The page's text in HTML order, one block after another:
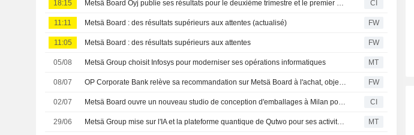
18:15 Metsä Board Oyj publie ses résultats pour le deuxième trimestre et le premier semestre clos le 30 juin 2026 CI
11:11 Metsä Board : des résultats supérieurs aux attentes (actualisé) FW
11:05 Metsä Board : des résultats supérieurs aux attentes FW
05/08 Metsä Group choisit Infosys pour moderniser ses opérations informatiques MT
08/07 OP Corporate Bank relève sa recommandation sur Metsä Board à l'achat, objectif de cours à 3,20 euros - BN FW
02/07 Metsä Board ouvre un nouveau studio de conception d'emballages à Milan pour accélérer le développement de produits CI
29/06 Metsä Group mise sur l'IA et la plateforme quantique de Qutwo pour ses activités forestières MT